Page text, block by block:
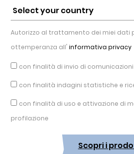
Autorizzo al trattamento dei miei dati
ottemperanza all' informativa privacy
con finalità di invio di
con finalità indagini statistiche e
con finalità di uso e attivazione di
profilazione
Scopri i